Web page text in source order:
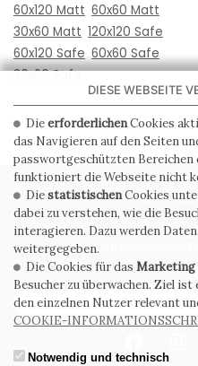
60x120 Matt 60x60 Matt
30x60 Matt 120x120 Safe
60x120 Safe 60x60 Safe
30x60 Safe
PRIVACY
ALLGEMEINE
VERKAUFSBEDINGUNGEN
ABONNIEREN
DIESE WEBSEITE
DieerforderlichenCookies
das Navigieren auf den Seiten
passwortgeschützten Bereichen
funktioniert die Webseite nicht
DiestatistischenCookies
dabei zu verstehen, wie die
interagieren. Dazu werden
weitergegeben.
Die Cookies für das Marketing
Besucher zu überwachen. Ziel
den einzelnen Nutzer relevant
COOKIE-
Notwendig und technisch